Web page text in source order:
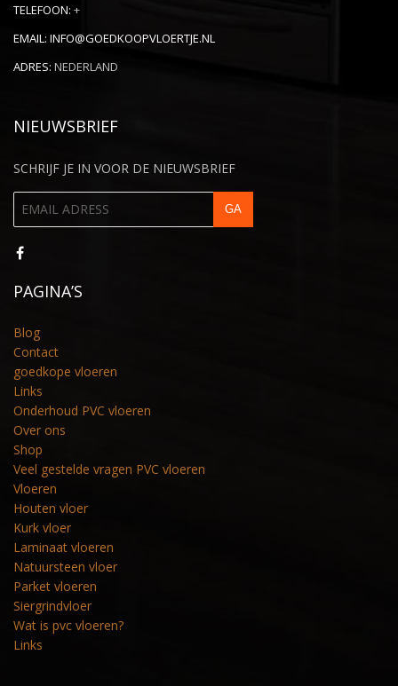
TELEFOON: +
EMAIL: INFO@GOEDKOOPVLOERTJE.NL
ADRES: NEDERLAND
NIEUWSBRIEF
SCHRIJF JE IN VOOR DE NIEUWSBRIEF
PAGINA’S
Blog
Contact
goedkope vloeren
Links
Onderhoud PVC vloeren
Over ons
Shop
Veel gestelde vragen PVC vloeren
Vloeren
Houten vloer
Kurk vloer
Laminaat vloeren
Natuursteen vloer
Parket vloeren
Siergrindvloer
Wat is pvc vloeren?
Links